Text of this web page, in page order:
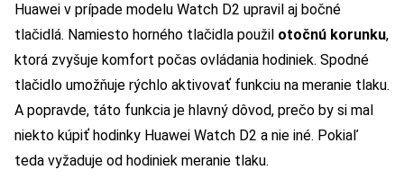
Huawei v prípade modelu Watch D2 upravil aj bočné
tlačidlá. Namiesto horného tlačidla použil otočnú korunku,
ktorá zvyšuje komfort počas ovládania hodiniek. Spodné
tlačidlo umožňuje rýchlo aktivovať funkciu na meranie tlaku.
A popravde, táto funkcia je hlavný dôvod, prečo by si mal
niekto kúpiť hodinky Huawei Watch D2 a nie iné. Pokiaľ
teda vyžaduje od hodiniek meranie tlaku.